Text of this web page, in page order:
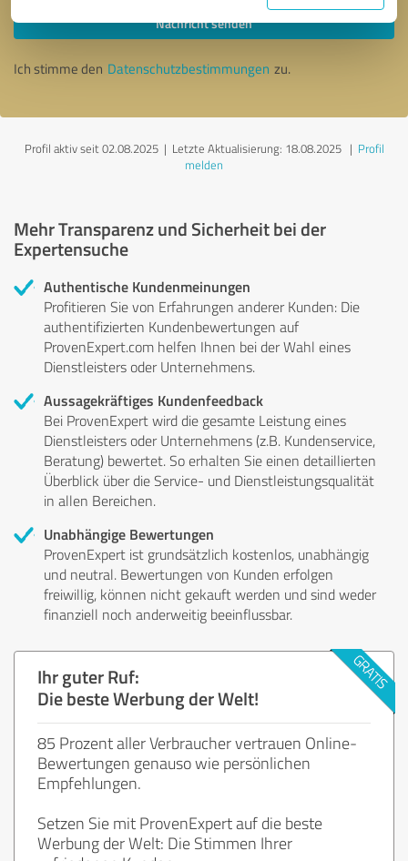
Nachricht senden
Ich stimme den Datenschutzbestimmungen zu.
Profil aktiv seit 02.08.2025 | Letzte Aktualisierung: 18.08.2025| Profil
melden
Mehr Transparenz und Sicherheit bei der
Expertensuche
Authentische Kundenmeinungen
Profitieren Sie von Erfahrungen anderer Kunden: Die
authentifizierten Kundenbewertungen auf
ProvenExpert.com helfen Ihnen bei der Wahl eines
Dienstleisters oder Unternehmens.
Aussagekräftiges Kundenfeedback
Bei ProvenExpert wird die gesamte Leistung eines
Dienstleisters oder Unternehmens (z.B. Kundenservice,
Beratung) bewertet. So erhalten Sie einen detaillierten
Überblick über die Service- und Dienstleistungsqualität
in allen Bereichen.
Unabhängige Bewertungen
ProvenExpert ist grundsätzlich kostenlos, unabhängig
und neutral. Bewertungen von Kunden erfolgen
freiwillig, können nicht gekauft werden und sind weder
finanziell noch anderweitig beeinflussbar.
Ihr guter Ruf:
Die beste Werbung der Welt!
85 Prozent aller Verbraucher vertrauen Online-
Bewertungen genauso wie persönlichen
Empfehlungen.
Setzen Sie mit ProvenExpert auf die beste
Werbung der Welt: Die Stimmen Ihrer